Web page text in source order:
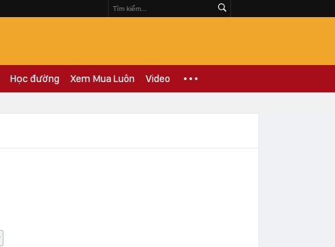
Học đường Xem Mua Luôn Video